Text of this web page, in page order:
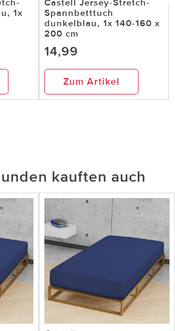
1x
Castell Jersey-Stretch-
Spannbetttuch
dunkelblau, 1x 140-160 x
200 cm
14,99
Zum Artikel
kauften auch